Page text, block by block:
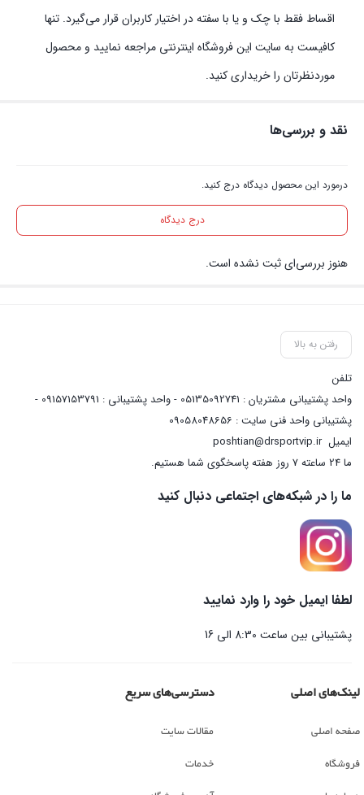
اقساط فقط با چک و یا با سفته در اختیار کاربران قرار می‌گیرد. تنها
کافیست به سایت این فروشگاه اینترنتی مراجعه نمایید و محصول
موردنظرتان را خریداری کنید.
نقد و بررسی‌ها
درمورد این محصول دیدگاه درج کنید.
درج دیدگاه
هنوز بررسی‌ای ثبت نشده است.
رفتن به بالا
تلفن
واحد پشتیبانی مشتریان : 05135092741 - واحد پشتیبانی : 09157153791 -
پشتیبانی واحد فنی سایت : 09058048656
ایمیلposhtian@drsportvip.ir
ما 24 ساعته 7 روز هفته پاسخگوی شما هستیم.
ما را در شبکه‌های اجتماعی دنبال کنید
لطفا ایمیل خود را وارد نمایید
پشتیبانی بین ساعت 8:30 الی 16
لینک‌های اصلی
صفحه اصلی
فروشگاه
دسترسی‌های سریع
مقالات سایت
خدمات